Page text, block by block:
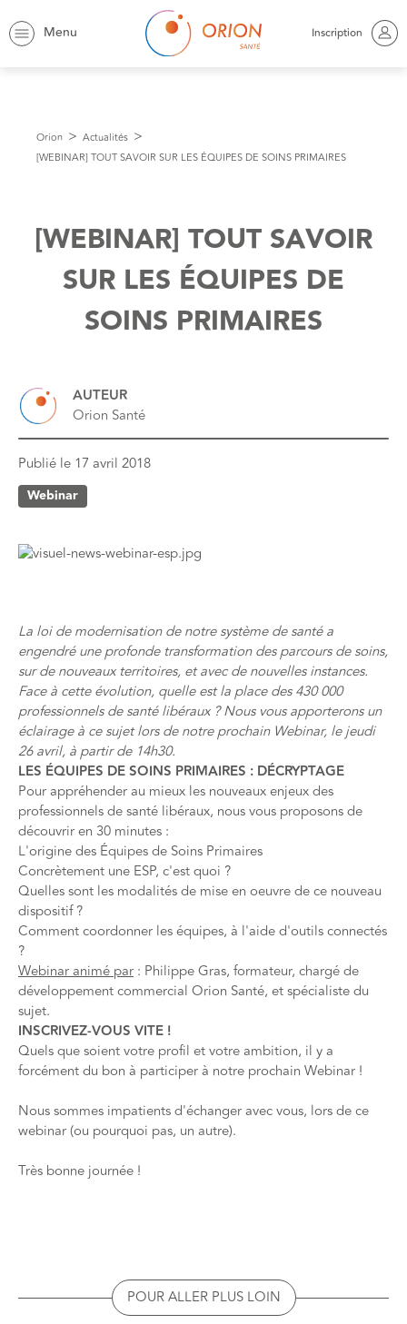
Menu Inscription
Orion
Actualités
[WEBINAR] TOUT SAVOIR SUR LES ÉQUIPES DE SOINS PRIMAIRES
[WEBINAR] TOUT SAVOIR
SUR LES ÉQUIPES DE
SOINS PRIMAIRES
AUTEUR
Orion Santé
Publié le 17 avril 2018
Webinar
La loi de modernisation de notre système de santé a
engendré une profonde transformation des parcours de soins,
sur de nouveaux territoires, et avec de nouvelles instances.
Face à cette évolution, quelle est la place des 430 000
professionnels de santé libéraux ? Nous vous apporterons un
éclairage à ce sujet lors de notre prochain Webinar, le jeudi
26 avril, à partir de 14h30.
LES ÉQUIPES DE SOINS PRIMAIRES : DÉCRYPTAGE
Pour appréhender au mieux les nouveaux enjeux des
professionnels de santé libéraux, nous vous proposons de
découvrir en 30 minutes :
L'origine des Équipes de Soins Primaires
Concrètement une ESP, c'est quoi ?
Quelles sont les modalités de mise en oeuvre de ce nouveau
dispositif ?
Comment coordonner les équipes, à l'aide d'outils connectés
?
Webinar animé par : Philippe Gras, formateur, chargé de
développement commercial Orion Santé, et spécialiste du
sujet.
INSCRIVEZ-VOUS VITE !
Quels que soient votre profil et votre ambition, il y a
forcément du bon à participer à notre prochain Webinar !
Nous sommes impatients d'échanger avec vous, lors de ce
webinar (ou pourquoi pas, un autre).
Très bonne journée !
POUR ALLER PLUS LOIN